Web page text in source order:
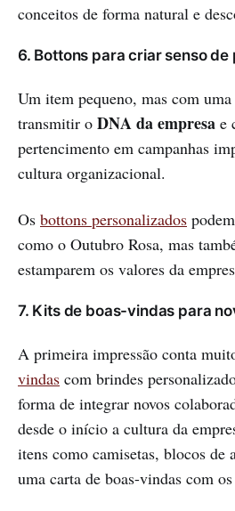
conceitos de forma natural e
6. Bottons para criar senso
Um item pequeno, mas com
transmitir o DNA da empresa e
pertencimento em campanhas
cultura organizacional.
Os bottons personalizados
como o Outubro Rosa, mas
estamparem os valores da
7. Kits de boas-vindas para
A primeira impressão conta
vindas com brindes
forma de integrar novos
desde o início a cultura da
itens como camisetas, blocos de
uma carta de boas-vindas com